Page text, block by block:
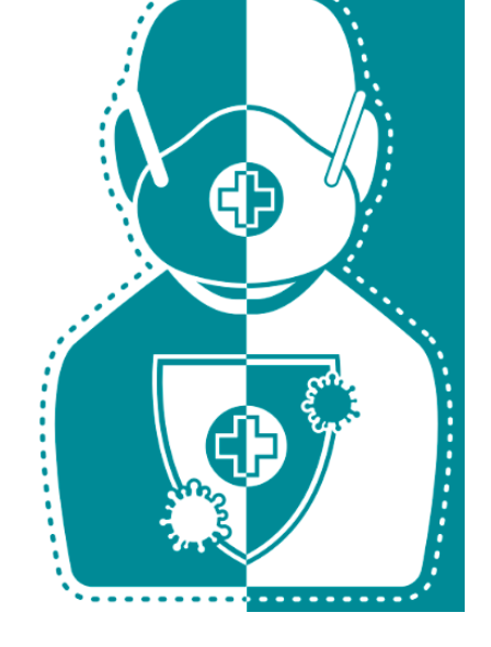
Ministério da Cidadania
Ministério da Saúde
Ministério de Minas e Energia
Ministério da Ciência, Tecnologia, Inovações e Comunicações
Ministério do Meio Ambiente
Ministério do Turismo
Ministério do Desenvolvimento Regional
Controladoria-Geral da União
Ministério da Mulher, da Família e dos Direitos Humanos
Secretaria-Geral
Secretaria de Governo